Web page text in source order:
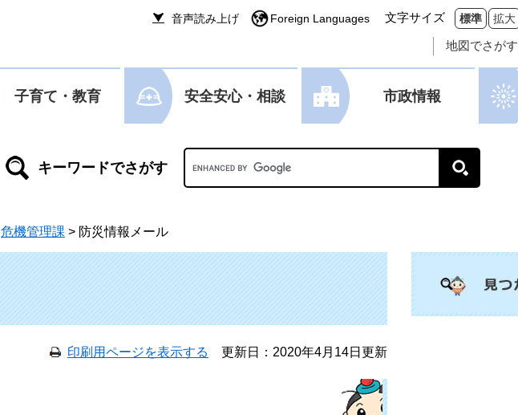
音声読み上げ Foreign Languages 文字サイズ 標準 拡大
地図でさがす
子育て・教育 安全安心・相談 市政情報
Googleカスタム検索
危機管理課 > 防災情報メール
印刷用ページを表示する 更新日：2020年4月14日更新